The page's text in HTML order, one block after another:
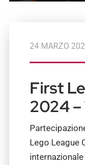
24 MARZO
First
2024 –
Lego League